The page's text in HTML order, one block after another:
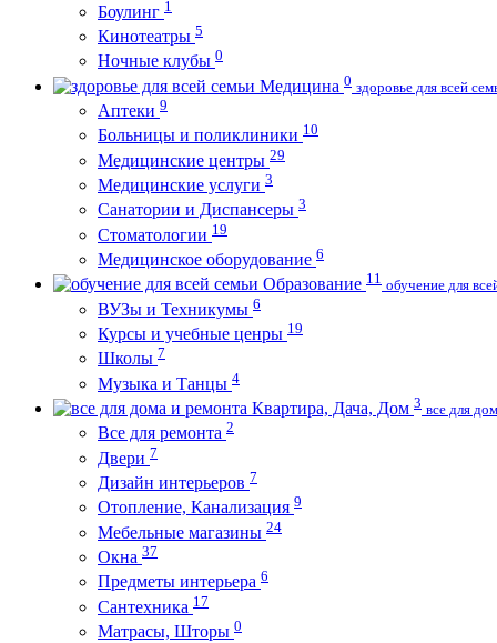
Боулинг 1
Кинотеатры 5
Ночные клубы 0
Медицина 0 здоровье для всей
Аптеки 9
Больницы и поликлиники 10
Медицинские центры 29
Медицинские услуги 3
Санатории и Диспансеры 3
Стоматологии 19
Медицинское оборудование 6
Образование 11 обучение для
ВУЗы и Техникумы 6
Курсы и учебные ценры 19
Школы 7
Музыка и Танцы 4
Квартира, Дача, Дом 3 все для
Все для ремонта 2
Двери 7
Дизайн интерьеров 7
Отопление, Канализация 9
Мебельные магазины 24
Окна 37
Предметы интерьера 6
Сантехника 17
Матрасы, Шторы 0